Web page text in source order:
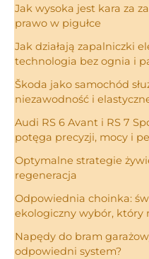
Jak wysoka jest kara za
prawo w pigułce
Jak działają zapalniczki
technologia bez ognia i
Škoda jako samochód
niezawodność i
Audi RS 6 Avant i RS 7
potęga precyzji, mocy i
Optymalne strategie
regeneracja
Odpowiednia choinka:
ekologiczny wybór, który
Napędy do bram
odpowiedni system?